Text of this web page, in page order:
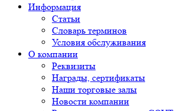
Информация
Статьи
Словарь терминов
Условия обслуживания
О компании
Реквизиты
Награды, сертификаты
Наши торговые залы
Новости компании